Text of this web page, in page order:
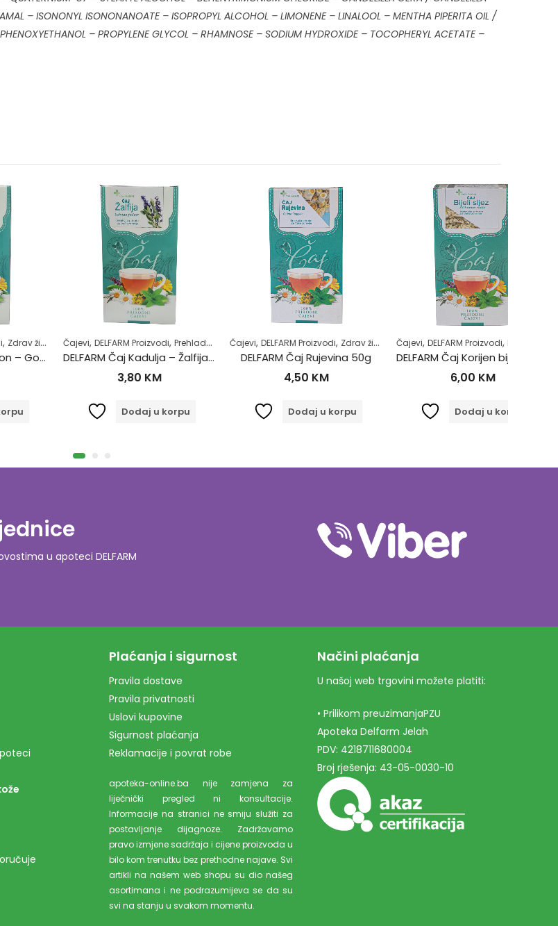
– ISONONYL ISONONANOATE – ISOPROPYL ALCOHOL – LIMONENE – LINALOOL – MENTHA PIPERITA OIL /
– PROPYLENE GLYCOL – RHAMNOSE – SODIUM HYDROXIDE – TOCOPHERYL ACETATE –
Čajevi, DELFARM Proizvodi,Prehlada i gripa ,Zdrav život,Zdravlje usne šupljine ,Zubobolja
DELFARM Čaj Kadulja – Žalfija 50g
Dodaj u korpu
Čajevi, DELFARM Proizvodi,Zdrav život
DELFARM Čaj Rujevina 50g
Dodaj u korpu
Čajevi, DELFARM Proizvodi,Prehlada i gripa
DELFARM Čaj Korijen bijelog sljeza 50g
Dodaj u korpu
u apoteci DELFARM
Plaćanja i sigurnost
Pravila dostave
Pravila privatnosti
Uslovi kupovine
Sigurnost plaćanja
Reklamacije i povrat robe
apoteka-online.ba nije zamjena za
liječnički pregled ni konsultacije.
Informacije na stranici ne smiju služiti za
postavljanje dijagnoze. Zadržavamo
pravo izmjene sadržaja i cijene proizvoda u
bilo kom trenutku bez prethodne najave. Svi
artikli na našem web shopu su dio našeg
asortimana i ne podrazumijeva se da su
svi na stanju u svakom momentu.
Načini plaćanja
U našoj web trgovini možete platiti:
• Prilikom preuzimanjaPZU
Apoteka Delfarm Jelah
PDV: 4218711680004
Broj rješenja: 43-05-0030-10